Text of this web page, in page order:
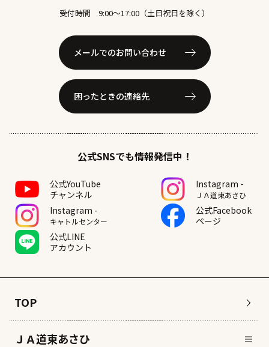
受付時間 9:00〜17:00（土日祝日を除く）
メールでのお問い合わせ
困ったときの連絡先
公式SNSでも情報発信中！
公式YouTube
チャンネル
Instagram -
ＪＡ道東あさひ
Instagram -
キャトルセンター
公式Facebook
ページ
公式LINE
アカウント
TOP
ＪＡ道東あさひ